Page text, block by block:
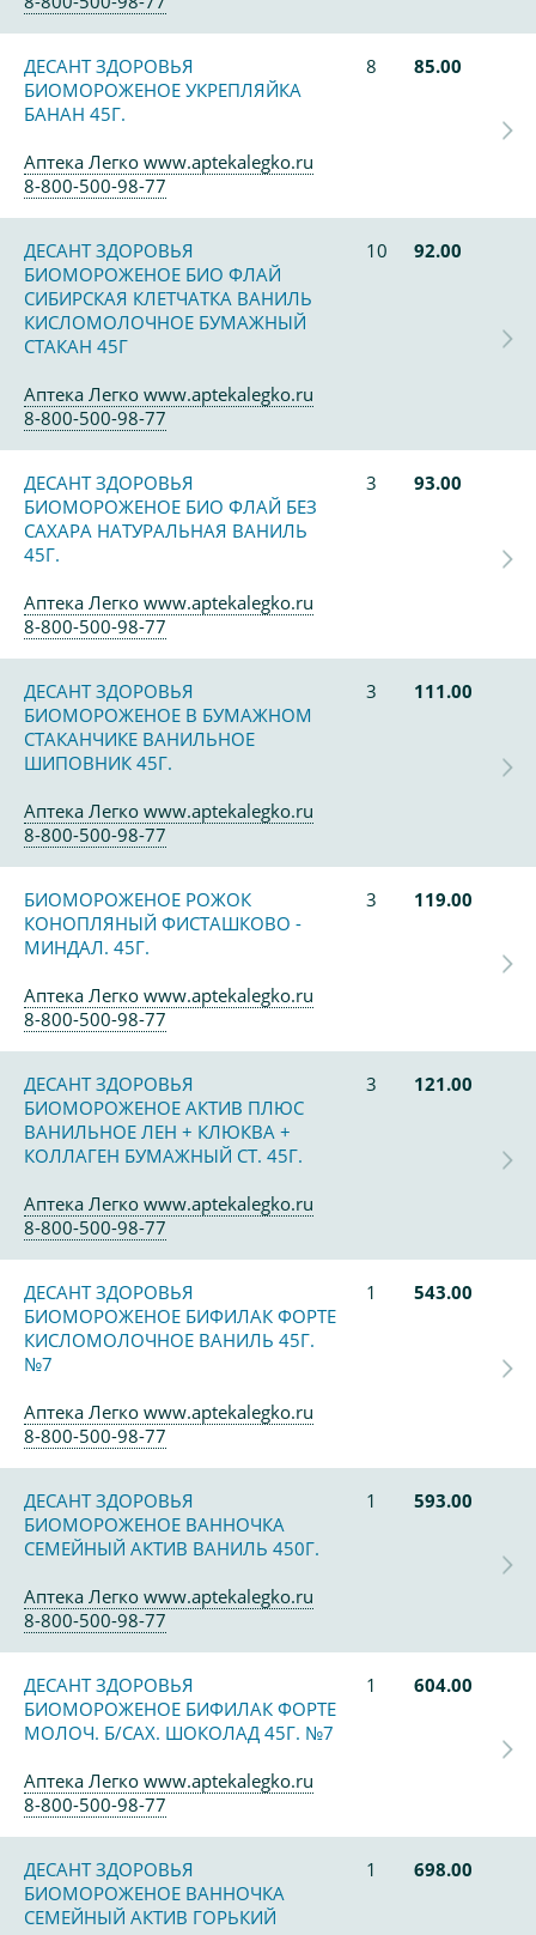
ДЕСАНТ ЗДОРОВЬЯ
БИОМОРОЖЕНОЕ УКРЕПЛЯЙКА
БАНАН 45Г.
8 85.00
Аптека Легко www.aptekalegko.ru
8-800-500-98-77
ДЕСАНТ ЗДОРОВЬЯ
БИОМОРОЖЕНОЕ БИО ФЛАЙ
СИБИРСКАЯ КЛЕТЧАТКА ВАНИЛЬ
КИСЛОМОЛОЧНОЕ БУМАЖНЫЙ
СТАКАН 45Г
10 92.00
Аптека Легко www.aptekalegko.ru
8-800-500-98-77
ДЕСАНТ ЗДОРОВЬЯ
БИОМОРОЖЕНОЕ БИО ФЛАЙ БЕЗ
САХАРА НАТУРАЛЬНАЯ ВАНИЛЬ
45Г.
3 93.00
Аптека Легко www.aptekalegko.ru
8-800-500-98-77
ДЕСАНТ ЗДОРОВЬЯ
БИОМОРОЖЕНОЕ В БУМАЖНОМ
СТАКАНЧИКЕ ВАНИЛЬНОЕ
ШИПОВНИК 45Г.
3 111.00
Аптека Легко www.aptekalegko.ru
8-800-500-98-77
БИОМОРОЖЕНОЕ РОЖОК
КОНОПЛЯНЫЙ ФИСТАШКОВО -
МИНДАЛ. 45Г.
3 119.00
Аптека Легко www.aptekalegko.ru
8-800-500-98-77
ДЕСАНТ ЗДОРОВЬЯ
БИОМОРОЖЕНОЕ АКТИВ ПЛЮС
ВАНИЛЬНОЕ ЛЕН + КЛЮКВА +
КОЛЛАГЕН БУМАЖНЫЙ СТ. 45Г.
3 121.00
Аптека Легко www.aptekalegko.ru
8-800-500-98-77
ДЕСАНТ ЗДОРОВЬЯ
БИОМОРОЖЕНОЕ БИФИЛАК ФОРТЕ
КИСЛОМОЛОЧНОЕ ВАНИЛЬ 45Г.
№7
1 543.00
Аптека Легко www.aptekalegko.ru
8-800-500-98-77
ДЕСАНТ ЗДОРОВЬЯ
БИОМОРОЖЕНОЕ ВАННОЧКА
СЕМЕЙНЫЙ АКТИВ ВАНИЛЬ 450Г.
1 593.00
Аптека Легко www.aptekalegko.ru
8-800-500-98-77
ДЕСАНТ ЗДОРОВЬЯ
БИОМОРОЖЕНОЕ БИФИЛАК ФОРТЕ
МОЛОЧ. Б/САХ. ШОКОЛАД 45Г. №7
1 604.00
Аптека Легко www.aptekalegko.ru
8-800-500-98-77
ДЕСАНТ ЗДОРОВЬЯ
БИОМОРОЖЕНОЕ ВАННОЧКА
СЕМЕЙНЫЙ АКТИВ ГОРЬКИЙ
1 698.00